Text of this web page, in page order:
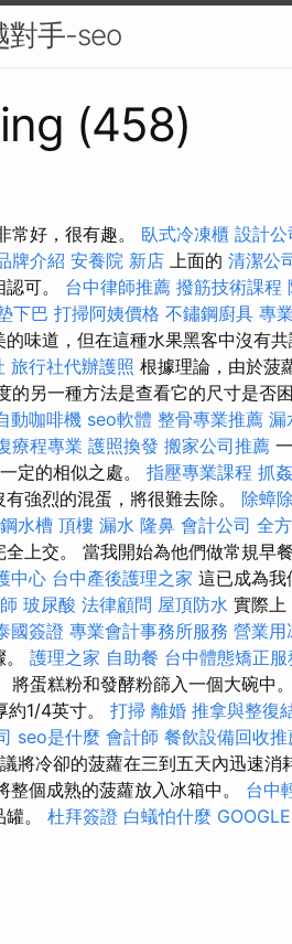
對手-seo
(458)
常好，很有趣。 臥式冷凍櫃 設計公
牌介紹 安養院 新店 上面的 清潔公
可。 台中律師推薦 撥筋技術課程
下巴 打掃阿姨價格 不鏽鋼廚具 專
味道，但在這種水果黑客中沒有共
旅行社代辦護照 根據理論，由於菠
另一種方法是查看它的尺寸是否
動咖啡機 seo軟體 整骨專業推薦 漏
療程專業 護照換發 搬家公司推薦
定的相似之處。 指壓專業課程 抓姦
強烈的混蛋，將很難去除。 除蟑
水槽 頂樓 漏水 隆鼻 會計公司 全
上交。 當我開始為他們做常規早
中心 台中產後護理之家 這已成為我
玻尿酸 法律顧問 屋頂防水 實際上
國簽證 專業會計事務所服務 營業用
護理之家 自助餐 台中體態矯正服
蛋糕粉和發酵粉篩入一個大碗中。
約1/4英寸。 打掃 離婚 推拿與整復
seo是什麼 會計師 餐飲設備回收推
將冷卻的菠蘿在三到五天內迅速消
整個成熟的菠蘿放入冰箱中。 台中
。 杜拜簽證 白蟻怕什麼